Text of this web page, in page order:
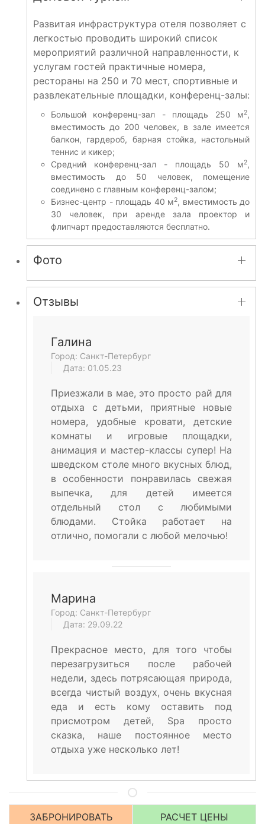
Развитая инфраструктура отеля позволяет с
легкостью проводить широкий список
мероприятий различной направленности, к
услугам гостей практичные номера,
рестораны на 250 и 70 мест, спортивные и
развлекательные площадки, конференц-залы:
Большой конференц-зал - площадь 250 м2,
вместимость до 200 человек, в зале имеется
балкон, гардероб, барная стойка, настольный
теннис и кикер;
Средний конференц-зал - площадь 50 м2,
вместимость до 50 человек, помещение
соединено с главным конференц-залом;
Бизнес-центр - площадь 40 м2, вместимость до
30 человек, при аренде зала проектор и
флипчарт предоставляются бесплатно.
Фото
Отзывы
Галина
Город: Санкт-Петербург
Дата: 01.05.23
Приезжали в мае, это просто рай для
отдыха с детьми, приятные новые
номера, удобные кровати, детские
комнаты и игровые площадки,
анимация и мастер-классы супер! На
шведском столе много вкусных блюд,
в особенности понравилась свежая
выпечка, для детей имеется
отдельный стол с любимыми
блюдами. Стойка работает на
отлично, помогали с любой мелочью!
Марина
Город: Санкт-Петербург
Дата: 29.09.22
Прекрасное место, для того чтобы
перезагрузиться после рабочей
недели, здесь потрясающая природа,
всегда чистый воздух, очень вкусная
еда и есть кому оставить под
присмотром детей, Spa просто
сказка, наше постоянное место
отдыха уже несколько лет!
ЗАБРОНИРОВАТЬ РАСЧЕТ ЦЕНЫ